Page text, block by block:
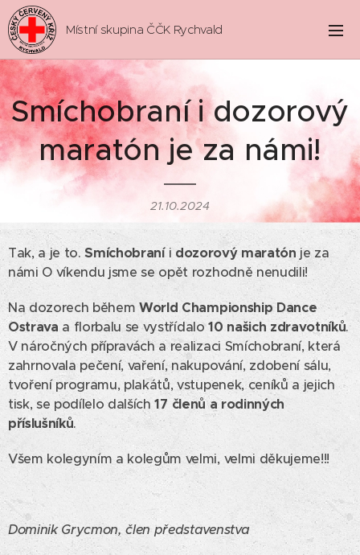
Místní skupina ČČK Rychvald
Smíchobraní i dozorový
maratón je za námi!
21.10.2024
Tak, a je to.Smíchobraníi dozorový maratón je za
námi O víkendu jsme se opět rozhodně nenudili!
Na dozorech běhemWorld Championship Dance
Ostrava a florbalu se vystřídalo10 našich zdravotníků.
V náročných přípravách a realizaci Smíchobraní, která
zahrnovala pečení, vaření, nakupování, zdobení sálu,
tvoření programu, plakátů, vstupenek, ceníků a jejich
tisk, se podílelo dalších17 členů a rodinných
příslušníků.
Všem kolegyním a kolegům velmi, velmi děkujeme!!!
Dominik Grycmon, člen představenstva